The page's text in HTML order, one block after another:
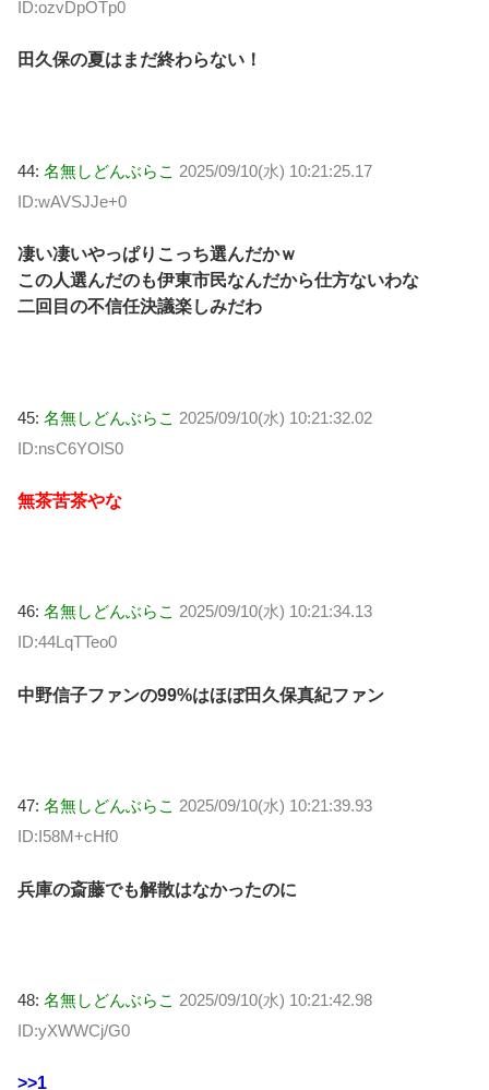
ID:ozvDpOTp0
田久保の夏はまだ終わらない！
44: 名無しどんぶらこ 2025/09/10(水) 10:21:25.17
ID:wAVSJJe+0
凄い凄いやっぱりこっち選んだかｗ
この人選んだのも伊東市民なんだから仕方ないわな
二回目の不信任決議楽しみだわ
45: 名無しどんぶらこ 2025/09/10(水) 10:21:32.02
ID:nsC6YOlS0
無茶苦茶やな
46: 名無しどんぶらこ 2025/09/10(水) 10:21:34.13
ID:44LqTTeo0
中野信子ファンの99%はほぼ田久保真紀ファン
47: 名無しどんぶらこ 2025/09/10(水) 10:21:39.93
ID:I58M+cHf0
兵庫の斎藤でも解散はなかったのに
48: 名無しどんぶらこ 2025/09/10(水) 10:21:42.98
ID:yXWWCj/G0
>>1